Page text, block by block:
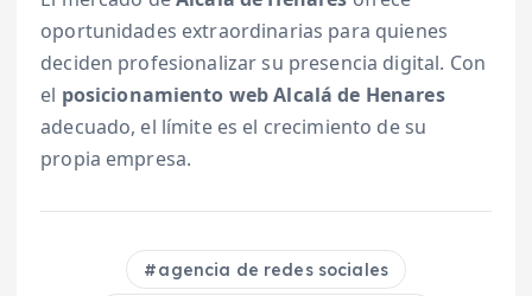
oportunidades extraordinarias para quienes
deciden profesionalizar su presencia digital. Con
el posicionamiento web Alcalá de Henares
adecuado, el límite es el crecimiento de su
propia empresa.
agencia de redes sociales